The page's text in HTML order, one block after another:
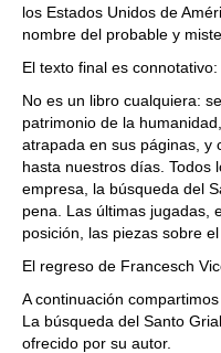
los Estados Unidos de
nombre del probable y
El texto final es connotativo:
No es un libro cualquiera:
patrimonio de la
atrapada en sus páginas, y
hasta nuestros días. Todos
empresa, la búsqueda del
pena. Las últimas jugadas,
posición, las piezas sobre
El regreso de Francesch
A continuación
La búsqueda del Santo
ofrecido por su autor.